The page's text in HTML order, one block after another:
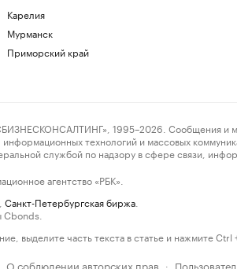
Карелия
Мурманск
Приморский край
1995–2026. Сообщения и
технологий и массовых
службой по надзору в сфере связи,
агентство «РБК».
Санкт-Петербургская биржа
Cbonds.
выделите часть текста в статье и нажмите Ctrl
О соблюдении авторских прав ·